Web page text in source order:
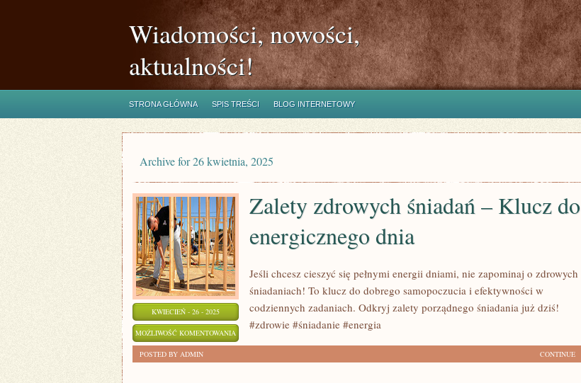
Wiadomości, nowości,
aktualności!
STRONA GŁÓWNA SPIS TREŚCI BLOG INTERNETOWY
Archive for 26 kwietnia, 2025
KWIECIEŃ - 26 - 2025
MOŻLIWOŚĆ KOMENTOWANIA
ZOSTAŁA WYŁĄCZONA
Zalety zdrowych śniadań – Klucz do
energicznego dnia
Jeśli chcesz cieszyć się pełnymi energii dniami, nie zapominaj o zdrowych
śniadaniach! To klucz do dobrego samopoczucia i efektywności w
codziennych zadaniach. Odkryj zalety porządnego śniadania już dziś!
#zdrowie #śniadanie #energia
CONTINUE
POSTED BY ADMIN